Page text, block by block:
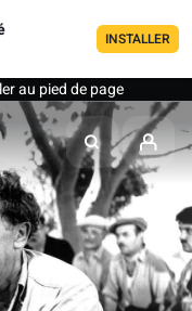
INSTALLER
au pied de page